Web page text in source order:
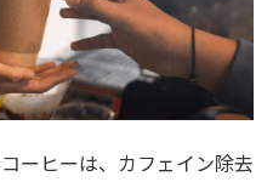
ーヒーは、カフェイン除去